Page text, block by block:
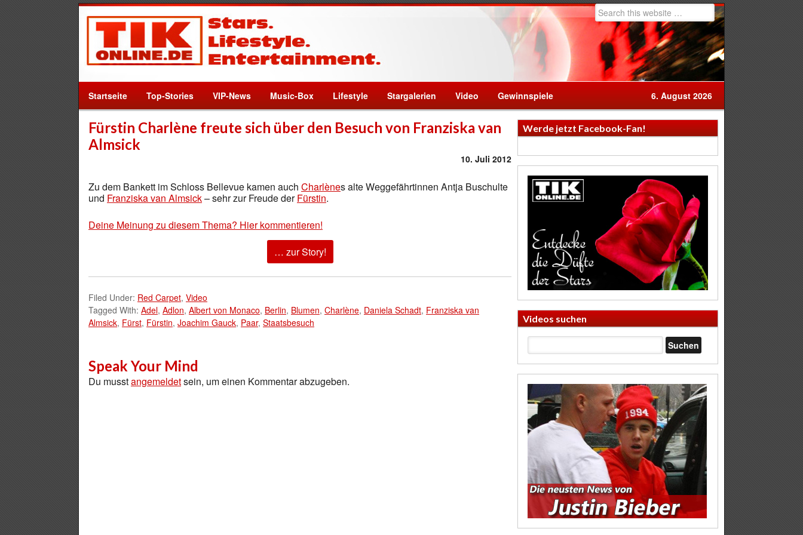
Startseite Top-Stories VIP-News Music-Box Lifestyle Stargalerien Video Gewinnspiele 6. August 2026
Fürstin Charlène freute sich über den Besuch von Franziska van
Almsick
10. Juli 2012
Zu dem Bankett im Schloss Bellevue kamen auch Charlènes alte Weggefährtinnen Antja Buschulte
und Franziska van Almsick– sehr zur Freude derFürstin.
Deine Meinung zu diesem Thema? Hier kommentieren!
… zur Story!
Filed Under: Red Carpet, Video
Tagged With: Adel, Adlon, Albert von Monaco, Berlin, Blumen, Charlène, Daniela Schadt, Franziska van
Almsick, Fürst, Fürstin, Joachim Gauck, Paar, Staatsbesuch
Speak Your Mind
Du musstangemeldetsein, um einen Kommentar abzugeben.
Werde jetzt Facebook-Fan!
Videos suchen